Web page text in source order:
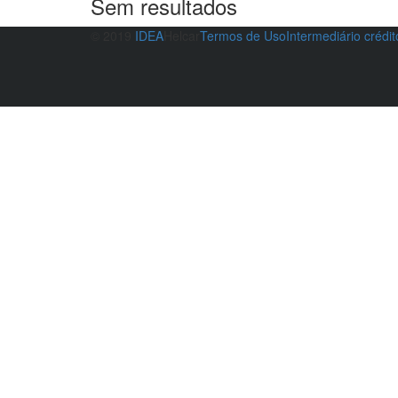
IDEA Termos de UsoIntermediário